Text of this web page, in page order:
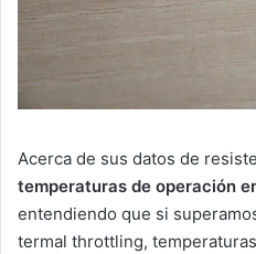
Acerca de sus datos de
temperaturas de operación
entendiendo que si
termal throttling,